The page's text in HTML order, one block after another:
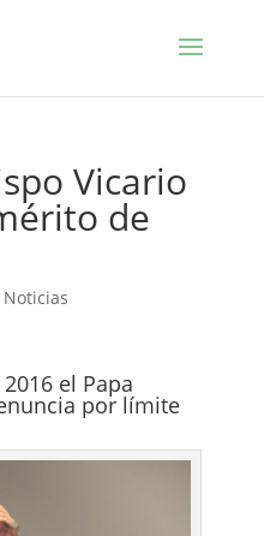
Vicario
de
Noticias
el Papa
por límite